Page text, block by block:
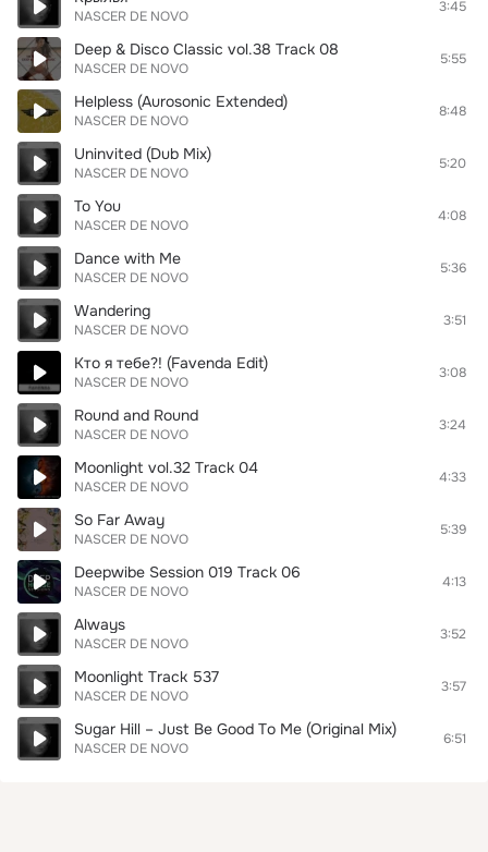
NASCER DE NOVO
3:45
Deep & Disco Classic vol.38 Track 08
NASCER DE NOVO
5:55
Helpless (Aurosonic Extended)
NASCER DE NOVO
8:48
Uninvited (Dub Mix)
NASCER DE NOVO
5:20
To You
NASCER DE NOVO
4:08
Dance with Me
NASCER DE NOVO
5:36
Wandering
NASCER DE NOVO
3:51
Кто я тебе?! (Favenda Edit)
NASCER DE NOVO
3:08
Round and Round
NASCER DE NOVO
3:24
Moonlight vol.32 Track 04
NASCER DE NOVO
4:33
So Far Away
NASCER DE NOVO
5:39
Deepwibe Session 019 Track 06
NASCER DE NOVO
4:13
Always
NASCER DE NOVO
3:52
Moonlight Track 537
NASCER DE NOVO
3:57
Sugar Hill – Just Be Good Тo Me (Original Mix)
NASCER DE NOVO
6:51